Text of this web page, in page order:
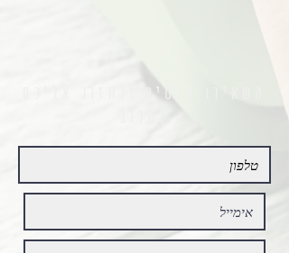
השאירו פרטים ונחזור אליכם